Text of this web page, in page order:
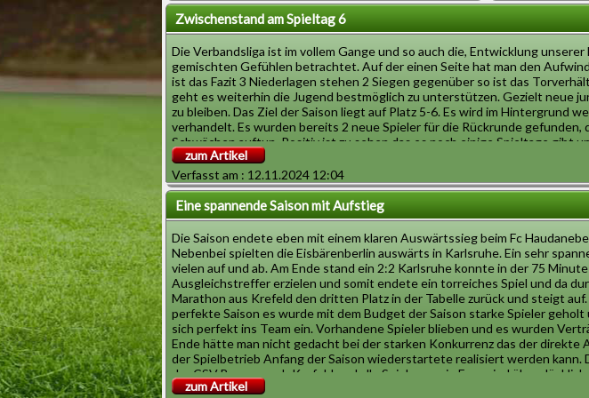
gegeben vor der Saisonpause. Verpassen die nicht das
TOPSPIEL des Abends. Das Stadion war schon seit
Tagen ausverkauft und es wird mit Regen und Kälte
gerechnet. Der Platz wird jedoch bei der Stimmung der
Fans brennen!
In der Saisonpause wird man auswerten und die neuen
Spieler fest integrieren ins Team. Dann hat man ein
paar Tage Zeit sich mit Freundschaftsspielen auf die
Rückrunde vorzubereiten. Denn es wird weiter taff zu
gehen denn wir reisen dann zum Tabellen ersten
Olympic. Der CSV übt sich in Geduld ganz nachdem
Motto \" Kommt Zeit.. Kommt Rat!\"
Danke für eure
Sportliche
Zwischenstand am Spieltag 6
Die Verbandsliga ist im vollem Gange und so auch die, Entwicklung
gemischten Gefühlen betrachtet. Auf der einen Seite hat man den
ist das Fazit 3 Niederlagen stehen 2 Siegen gegenüber so ist das
geht es weiterhin die Jugend bestmöglich zu unterstützen. Gezielt neue
zu bleiben. Das Ziel der Saison liegt auf Platz 5-6. Es wird im Hintergrund
verhandelt. Es wurden bereits 2 neue Spieler für die Rückrunde
Schwächen auftun. Positiv ist zu sehen das es noch einige Spieltage gibt
Duell gegen die Eisbären aus berlin die genauso fieberhaft für den Erfolg
Das nächste Spiel am Spieltag 6 ist in der Ferne beim SV Niederhof. Es
Sportsfreunde!
zum Artikel
Verfasst am : 12.11.2024 12:04
Eine spannende Saison mit Aufstieg
Die Saison endete eben mit einem klaren Auswärtssieg beim Fc
Nebenbei spielten die Eisbärenberlin auswärts in Karlsruhe. Ein sehr
vielen auf und ab. Am Ende stand ein 2:2 Karlsruhe konnte in der 75
Ausgleichstreffer erzielen und somit endete ein torreiches Spiel und da
Marathon aus Krefeld den dritten Platz in der Tabelle zurück und steigt auf.
perfekte Saison es wurde mit dem Budget der Saison starke Spieler
sich perfekt ins Team ein. Vorhandene Spieler blieben und es wurden
Ende hätte man nicht gedacht bei der starken Konkurrenz das der direkte
der Spielbetrieb Anfang der Saison wiederstartete realisiert werden kann.
der CSV Bronze nach Krefeld und alle Spieler sowie Fans sind überglücklich
Verbandsliga angreifen zu dürfen.
zum Artikel